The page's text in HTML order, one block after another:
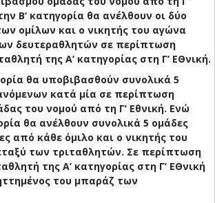
Β’ κατηγορία θα ανέλθουν οι δύο
ομίλων και ο νικητής του αγώνα
δευτεραθλητών σε περίπτωση
της Α’ κατηγορίας στη Γ’ ΕΘνική.
θα υποβιβασθούν συνολικά 5
κατά μία σε περίπτωση
του νομού από τη Γ’ Εθνική. Ενώ
θα ανέλθουν συνολικά 5 ομάδες
από κάθε όμιλο και ο νικητής του
των τριταθλητών. Σε περίπτωση
της Α’ κατηγορίας στη Γ’ ΕΘνική
του μπαράζ των